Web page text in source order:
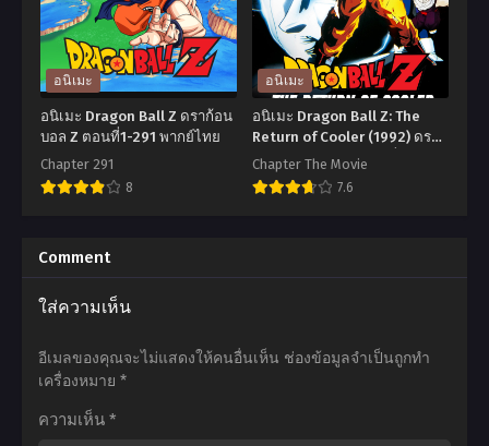
Heroes
ซุป
เปอร์
ดรา
ก้อน
บอล
ฮีโร่
ที่1-
20
ซับ
Battle
of
Gods
(2013)
ดรา
ก้อน
บอล
มูฟ
ศึก
อนิเมะ
อนิเมะ Dragon Ball Z ดราก้อน
บอล Z ตอนที่1-291 พากย์ไทย
Chapter 291
8
นิ
เมะ
Dragon
Z
ก้อน
อนิเมะ
อนิเมะ Dragon Ball Z: The
Return of Cooler (1992) ดรา
ก้อนบอลแซด เดอะมูฟวี่ 06:
การกลับมาของคูลเลอร์ พากย์
ไทย
Chapter The Movie
7.6
เมะ
Ball
Comment
ใส่ความเห็น
อีเมลของคุณจะไม่แสดงให้คนอื่นเห็น ช่องข้อมูลจำเป็นถูกทำ
เครื่องหมาย *
ความเห็น *